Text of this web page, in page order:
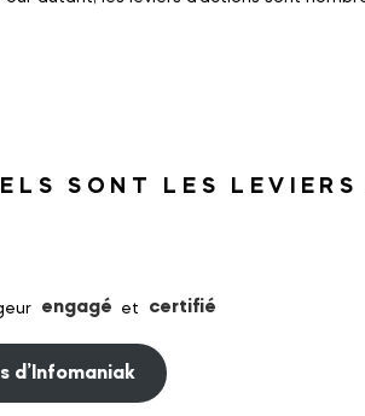
SONT LES LEVIERS
engagé et certifié
d’Infomaniak